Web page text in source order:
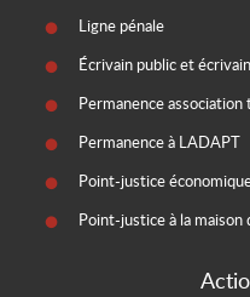
Ligne pénale
Écrivain public et
Permanence
Permanence à LADAPT
Point-justice
Point-justice à la maison